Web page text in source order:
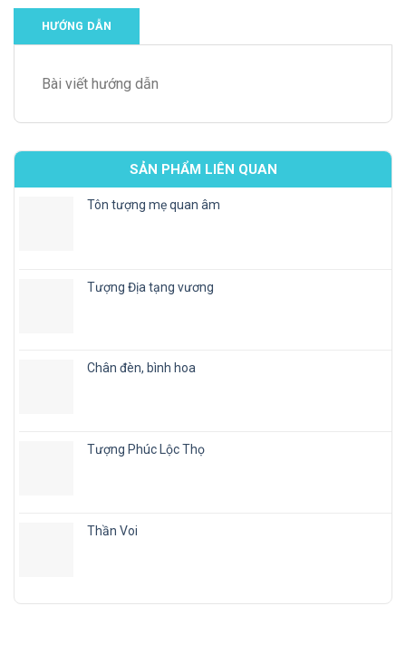
HƯỚNG DẪN
Bài viết hướng dẫn
SẢN PHẨM LIÊN QUAN
Tôn tượng mẹ quan âm
Tượng Địa tạng vương
Chân đèn, bình hoa
Tượng Phúc Lộc Thọ
Thần Voi